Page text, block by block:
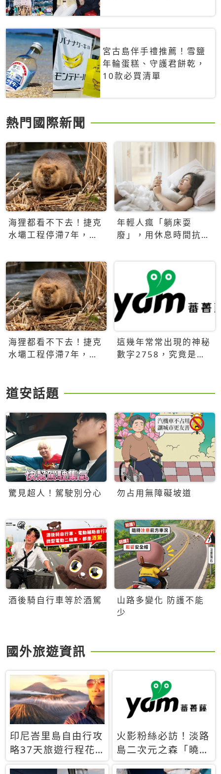
宮古島伴手禮推薦！雪鹽
年輪蛋糕、守護君餅乾，
10款必買清單
熱門國際新聞
海狸都看不下去！捷克
水壩工程停滯7年，海
年輕人瘋「躺床耍
廢」，用休息時間抗拒
海狸都看不下去！捷克
水壩工程停滯7年，海
這幾年常常出現的神秘
數字2758，究竟是什
道安話題
驚見超人！駕駛別分心 勿占用無障礙坡道
酒後騎自行車等於酒駕
山路多變化 防護不能
少
國外旅遊資訊
印尼峇里島自由行攻
略37天旅遊行程花
費5萬台幣 ❤️別等退
火影粉絲必訪！淡路
島二次元之森「曉」
解謎任務9月起全面